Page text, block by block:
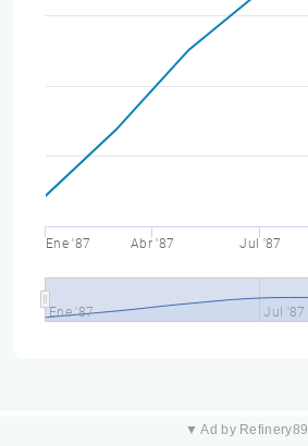
Ene '87 Abr '87 Jul '87
Ene '87 Jul '87
▼ Ad by Refinery89